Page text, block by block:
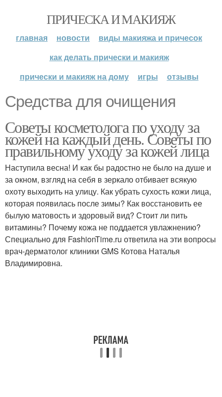
ПРИЧЕСКА И МАКИЯЖ
главная новости
виды макияжа и причесок
как делать прически и макияж
прически и макияж на дому
игры отзывы
Средства для очищения
Советы косметолога по уходу за
кожей на каждый день. Советы по
правильному уходу за кожей лица
Наступила весна! И как бы радостно не было на душе и
за окном, взгляд на себя в зеркало отбивает всякую
охоту выходить на улицу. Как убрать сухость кожи лица,
которая появилась после зимы? Как восстановить ее
былую матовость и здоровый вид? Стоит ли пить
витамины? Почему кожа не поддается увлажнению?
Специально для FashionTime.ru ответила на эти вопросы
врач-дерматолог клиники GMS Котова Наталья
Владимировна.